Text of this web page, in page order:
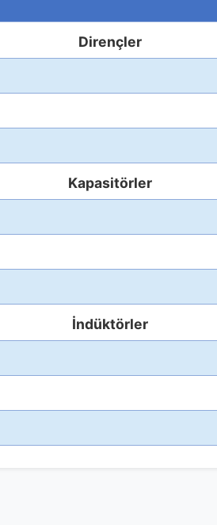
Dirençler
Kapasitörler
İndüktörler